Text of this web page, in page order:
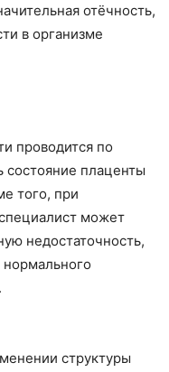
отёчность,
в организме
проводится по
состояние плаценты
того, при
может
недостаточность,
нормального
структуры